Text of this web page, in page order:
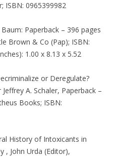
ISBN: 0965399982
Paperback – 396 pages
Brown & Co (Pap); ISBN:
1.00 x 8.13 x 5.52
or Deregulate?
A. Schaler, Paperback –
Books; ISBN:
History of Intoxicants in
, John Urda (Editor),